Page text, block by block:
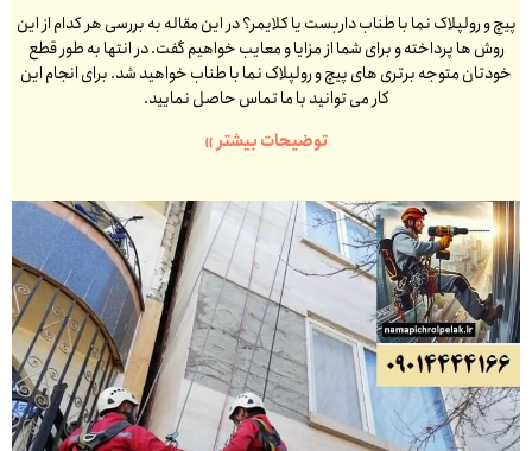
پیچ و رولپلاک نما با طناب داربست یا کلایمر؟ در این مقاله به بررسی هر کدام از این
روش ها پرداخته و برای شما از مزایا و معایب خواهیم گفت. در انتها به طور قطع
خودتان متوجه برتری های پیچ و رولپلاک نما با طناب خواهید شد. برای انجام این
کار می توانید با ما تماس حاصل نمایید.
توضیحات بیشتر »